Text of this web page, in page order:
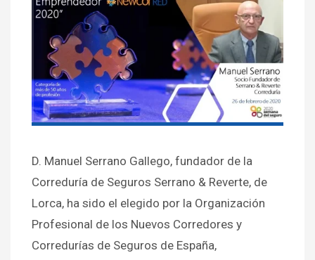
D. Manuel Serrano Gallego, fundador de la
Correduría de Seguros Serrano & Reverte, de
Lorca, ha sido el elegido por la Organización
Profesional de los Nuevos Corredores y
Corredurías de Seguros de España,